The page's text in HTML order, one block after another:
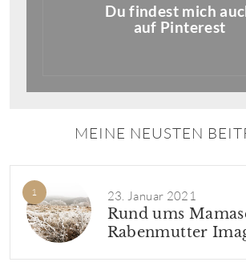
Du findest mich
auf Pinterest
MEINE NEUSTEN
23. Januar 2021
Rund ums
Rabenmutter